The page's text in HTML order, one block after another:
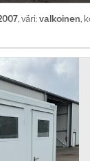
, väri:valkoinen,